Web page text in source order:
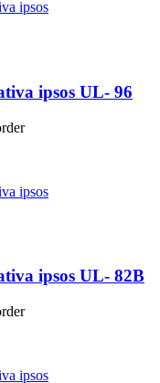
ipsos UL- 96
ipsos UL- 82B